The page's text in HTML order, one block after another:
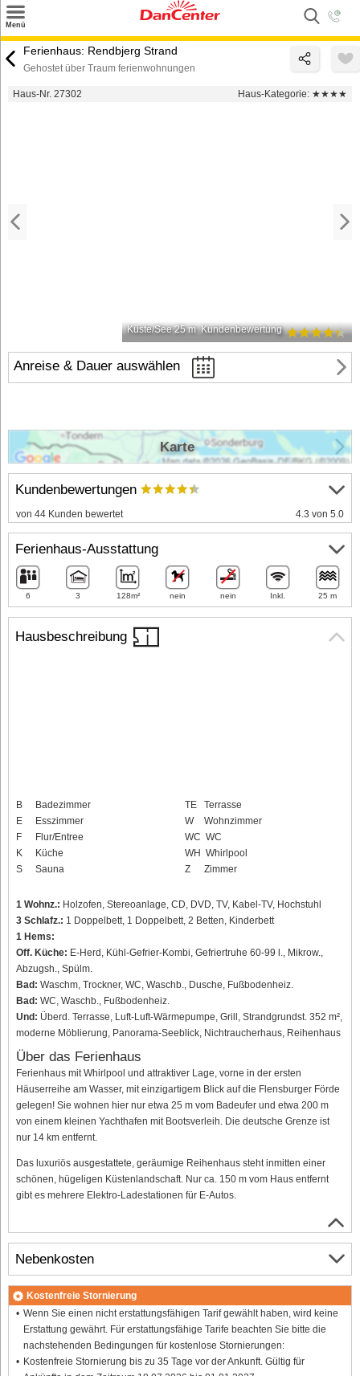
Menü
Suchen
Ferienhaus: Rendbjerg Strand
Gehostet über Traum ferienwohnungen
Haus-Nr. 27302 Haus-Kategorie: ★★★★
Küste/See 25 m Kundenbewertung
Anreise & Dauer auswählen
Hausbeschreibung
B
Badezimmer
E
Esszimmer
F
Flur/Entree
K
Küche
S
Sauna
TE
Terrasse
W
Wohnzimmer
WC WC
WH Whirlpool
Z
Zimmer
1 Wohnz.: Holzofen, Stereoanlage, CD, DVD, TV, Kabel-TV, Hochstuhl
3 Schlafz.: 1 Doppelbett, 1 Doppelbett, 2 Betten, Kinderbett
1 Hems:
Off. Küche: E-Herd, Kühl-Gefrier-Kombi, Gefriertruhe 60-99 l., Mikrow.,
Abzugsh., Spülm.
Bad: Waschm, Trockner, WC, Waschb., Dusche, Fußbodenheiz.
Bad: WC, Waschb., Fußbodenheiz.
Und: Überd. Terrasse, Luft-Luft-Wärmepumpe, Grill, Strandgrundst. 352 m²,
moderne Möblierung, Panorama-Seeblick, Nichtraucherhaus, Reihenhaus
Über das Ferienhaus
Ferienhaus mit Whirlpool und attraktiver Lage, vorne in der ersten
Häuserreihe am Wasser, mit einzigartigem Blick auf die Flensburger Förde
gelegen! Sie wohnen hier nur etwa 25 m vom Badeufer und etwa 200 m
von einem kleinen Yachthafen mit Bootsverleih. Die deutsche Grenze ist
nur 14 km entfernt.
Das luxuriös ausgestattete, geräumige Reihenhaus steht inmitten einer
schönen, hügeligen Küstenlandschaft. Nur ca. 150 m vom Haus entfernt
gibt es mehrere Elektro-Ladestationen für E-Autos.
Kundenbewertungen
von 44 Kunden bewertet 4.3 von 5.0
Ferienhaus-Ausstattung
6 3 128m² nein nein Inkl. 25 m
Nebenkosten
Kostenfreie Stornierung
Wenn Sie einen nicht erstattungsfähigen Tarif gewählt haben, wird keine
Erstattung gewährt. Für erstattungsfähige Tarife beachten Sie bitte die
nachstehenden Bedingungen für kostenlose Stornierungen:
Kostenfreie Stornierung bis zu 35 Tage vor der Ankunft. Gültig für
Karte